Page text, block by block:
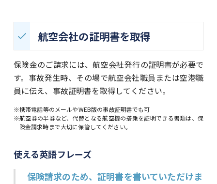
航空会社の証明書を取得
保険金のご請求には、航空会社発行の証明書が必要で
す。事故発生時、その場で航空会社職員または空港職
員に伝え、事故証明書を取得してください。
※携帯電話等のメールやWEB版の事故証明書でも可
※航空券の半券など、代替となる航空機の搭乗を証明できる書類は、保
険金請求時まで大切に保管してください。
使える英語フレーズ
保険請求のため、証明書を書いていただけま